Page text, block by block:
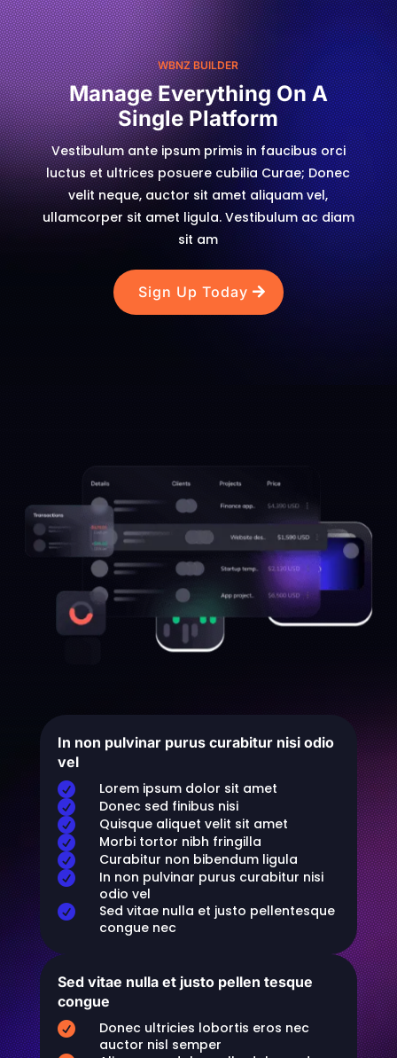
WBNZ BUILDER
Manage Everything On A
Single Platform
Vestibulum ante ipsum primis in faucibus orci
luctus et ultrices posuere cubilia Curae; Donec
velit neque, auctor sit amet aliquam vel,
ullamcorper sit amet ligula. Vestibulum ac diam
sit am
Sign Up Today
In non pulvinar purus curabitur nisi odio
vel

Lorem ipsum dolor sit amet

Donec sed finibus nisi

Quisque aliquet velit sit amet

Morbi tortor nibh fringilla

Curabitur non bibendum ligula

In non pulvinar purus curabitur nisi
odio vel

Sed vitae nulla et justo pellentesque
congue nec
Sed vitae nulla et justo pellen tesque
congue

Donec ultricies lobortis eros nec
auctor nisl semper